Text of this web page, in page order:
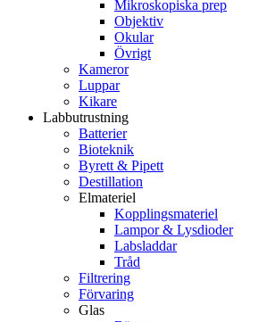
Mikroskopiska prep
Objektiv
Okular
Övrigt
Kameror
Luppar
Kikare
Labbutrustning
Batterier
Bioteknik
Byrett & Pipett
Destillation
Elmateriel
Kopplingsmateriel
Lampor & Lysdioder
Labsladdar
Tråd
Filtrering
Förvaring
Glas